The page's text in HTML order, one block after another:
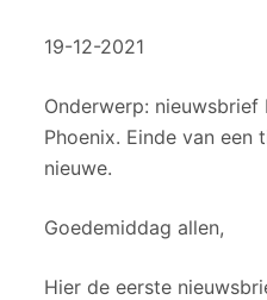
19-12-2021
Onderwerp:
Phoenix. Einde van een
nieuwe.
Goedemiddag allen,
Hier de eerste